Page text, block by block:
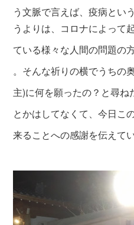
う文脈で言えば、疫病とい
うよりは、コロナによって
ている様々な人間の問題の
。そんな祈りの横でうちの
主)に何を願ったの？と尋ね
とかはしてなくて、今日こ
来ることへの感謝を伝えて